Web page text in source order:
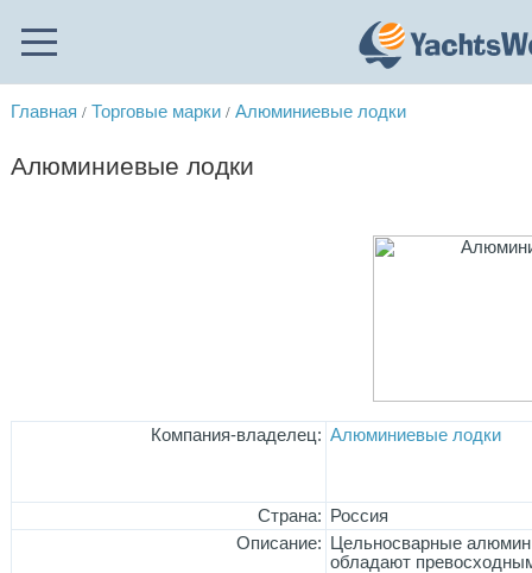
Главная / Торговые марки / Алюминиевые лодки
Алюминиевые лодки
Компания-владелец: Алюминиевые лодки
Страна:
Россия
Описание:
Цельносварные
обладают